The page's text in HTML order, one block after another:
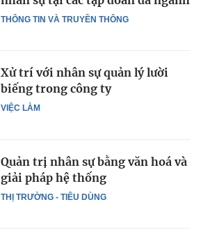
THÔNG TIN VÀ TRUYỀN THÔNG
VIỆC LÀM
Xử trí với nhân sự quản lý lười
biếng trong công ty
THỊ TRƯỜNG - TIÊU DÙNG
Quản trị nhân sự bằng văn hoá và
giải pháp hệ thống